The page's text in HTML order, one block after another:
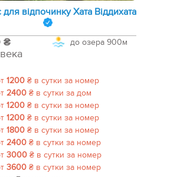
відпочинку Хата Віддихата
до озера 900м
₴
1200 ₴ в сутки за номер
2400 ₴ в сутки за дом
1200 ₴ в сутки за номер
1200 ₴ в сутки за номер
1800 ₴ в сутки за номер
2400 ₴ в сутки за номер
3000 ₴ в сутки за номер
3600 ₴ в сутки за номер